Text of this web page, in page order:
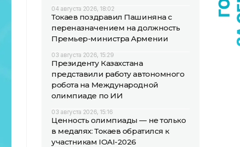
04 августа 2026, 18:02
Токаев поздравил Пашиняна с
переназначением на должность
Премьер-министра Армении
03 августа 2026, 15:29
Президенту Казахстана
представили работу автономного
робота на Международной
олимпиаде по ИИ
03 августа 2026, 15:16
Ценность олимпиады — не только
в медалях: Токаев обратился к
участникам IOAI-2026